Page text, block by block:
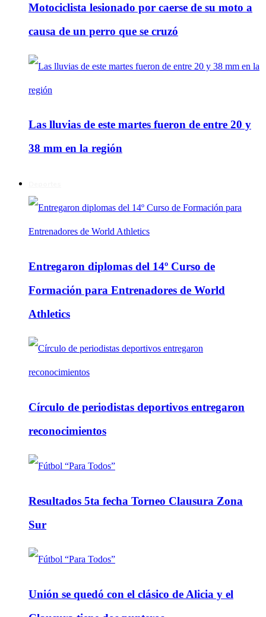
Motociclista lesionado por caerse de su moto a
causa de un perro que se cruzó
Las lluvias de este martes fueron de entre 20 y
38 mm en la región
Entregaron diplomas del 14º Curso de
Formación para Entrenadores de World
Athletics
Círculo de periodistas deportivos entregaron
reconocimientos
Resultados 5ta fecha Torneo Clausura Zona
Sur
Unión se quedó con el clásico de Alicia y el